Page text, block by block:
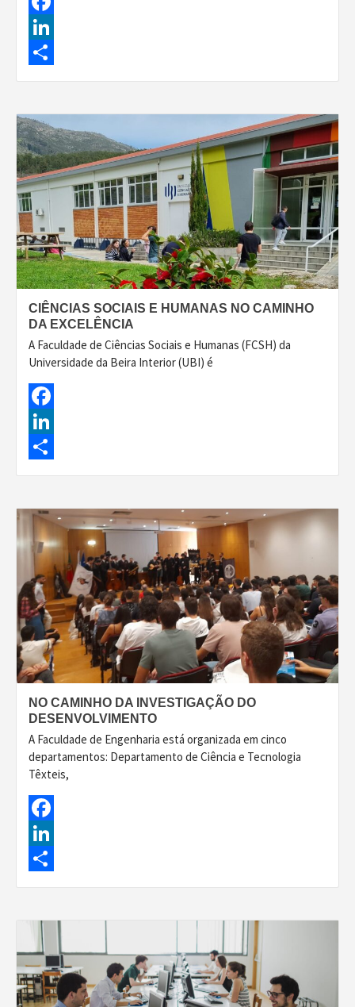
Facebook
LinkedIn
Share
CIÊNCIAS SOCIAIS E HUMANAS NO CAMINHO
DA EXCELÊNCIA
A Faculdade de Ciências Sociais e Humanas (FCSH) da
Universidade da Beira Interior (UBI) é
Facebook
LinkedIn
Share
NO CAMINHO DA INVESTIGAÇÃO DO
DESENVOLVIMENTO
A Faculdade de Engenharia está organizada em cinco
departamentos: Departamento de Ciência e Tecnologia
Têxteis,
Facebook
LinkedIn
Share